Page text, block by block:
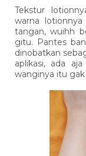
Tekstur
warna
tangan, wuihh
gitu. Pantes
dinobatkan
aplikasi, ada
wanginya itu gak